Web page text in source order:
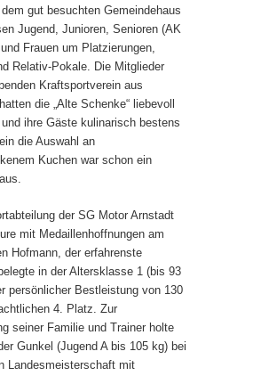
gut besuchten Gemeindehaus
Jugend, Junioren, Senioren (AK
und Frauen um Platzierungen,
Relativ-Pokale. Die Mitglieder
Kraftsportverein aus
die „Alte Schenke“ liebevoll
und ihre Gäste kulinarisch bestens
die Auswahl an
Kuchen war schon ein
der SG Motor Arnstadt
mit Medaillenhoffnungen am
Hofmann, der erfahrenste
in der Altersklasse 1 (bis 93
persönlicher Bestleistung von 130
4. Platz. Zur
seiner Familie und Trainer holte
Gunkel (Jugend A bis 105 kg) bei
Landesmeisterschaft mit